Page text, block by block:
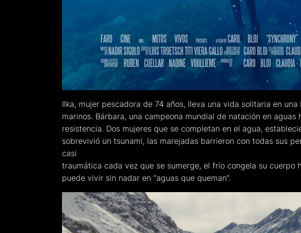
Ilka, mujer pescadora de 74 años, lleva una vida solitaria en
marinos. Bárbara, una campeona mundial de natación en
resistencia. Dos mujeres que se completan en el agua,
sobrevivió un tsunami, las marejadas barrieron con todas sus
casi
traumática cada vez que se sumerge, el frío congela su
puede vivir sin nadar en “aguas que queman”.